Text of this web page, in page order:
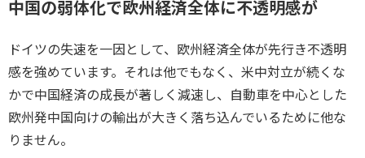
中国の弱体化で欧州経済全体に不透明感が
ドイツの失速を一因として、欧州経済全体が先行き不透明
感を強めています。それは他でもなく、米中対立が続くな
かで中国経済の成長が著しく減速し、自動車を中心とした
欧州発中国向けの輸出が大きく落ち込んでいるために他な
りません。